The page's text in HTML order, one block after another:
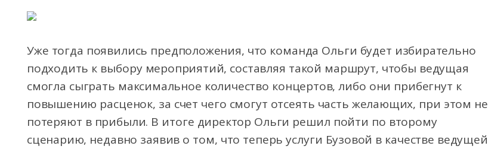
Уже тогда появились предположения, что команда Ольги будет избирательно
подходить к выбору мероприятий, составляя такой маршрут, чтобы ведущая
смогла сыграть максимальное количество концертов, либо они прибегнут к
повышению расценок, за счет чего смогут отсеять часть желающих, при этом не
потеряют в прибыли. В итоге директор Ольги решил пойти по второму
сценарию, недавно заявив о том, что теперь услуги Бузовой в качестве ведущей